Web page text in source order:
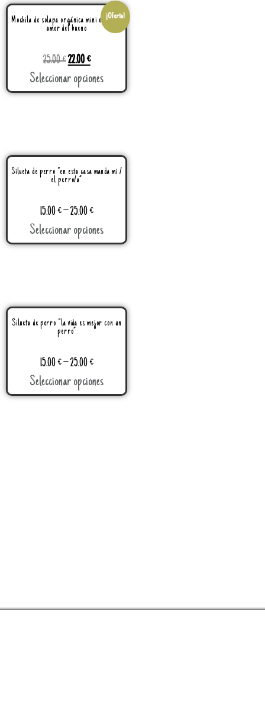
¡Oferta!
Mochila de solapa orgánica mini o grande
amor del bueno
25.00€22.00€
Seleccionar opciones
Silueta de perro “en esta casa manda mi /
el perro/a”
15.00€–25.00€
Seleccionar opciones
Silueta de perro “la vida es mejor con un
perro”
15.00€–25.00€
Seleccionar opciones